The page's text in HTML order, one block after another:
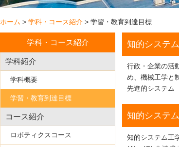
ホーム > 学科・コース紹介 > 学習・教育到達目標
知的システ
行政・企業の活
め、機械工学と
先進的システム
知的システ
知的システム工
学科・コース紹介
学科紹介
学科概要
学習・教育到達目標
コース紹介
ロボティクスコース